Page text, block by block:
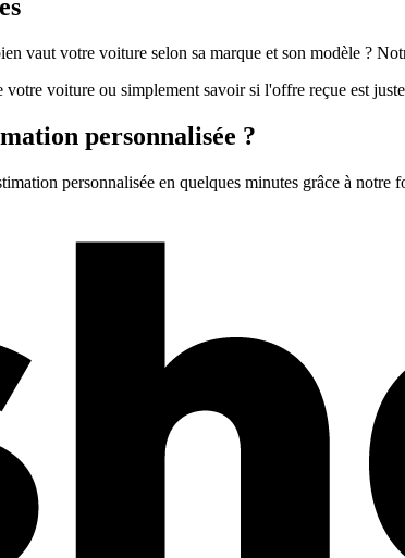
vaut votre voiture selon sa marque et son modèle ?
votre voiture ou simplement savoir si l'offre reçue est
personnalisée ?
personnalisée en quelques minutes grâce à notre